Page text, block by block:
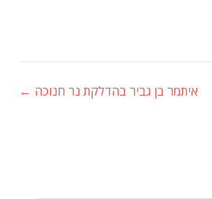
איתמר בן גביר בהדלקת נר חנוכה ←